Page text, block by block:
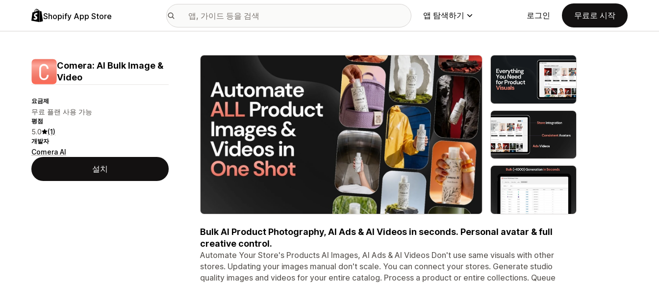
Shopify App Store 앱 탐색하기 로그인 무료로 시작
Comera: AI Bulk Image &
Video
요금제
무료 플랜 사용 가능
평점
5.0 (1)
개발자
Comera AI
설치
추천 이미지 갤러리
Bulk AI Product Photography, AI Ads & AI Videos in seconds. Personal avatar & full
creative control.
Automate Your Store's Products AI Images, AI Ads & AI Videos Don't use same visuals with other
stores. Updating your images manual don't scale. You can connect your stores. Generate studio
quality images and videos for your entire catalog. Process a product or entire collections. Queue